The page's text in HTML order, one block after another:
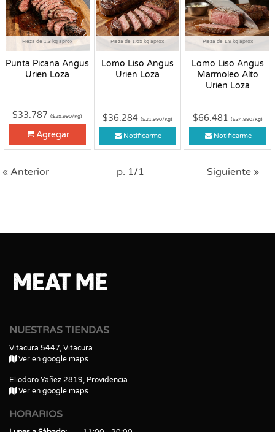
Pieza de 1.3 kg aprox
Punta Picana Angus
Urien Loza
$33.787($25.990/Kg)
Agregar
Pieza de 1.65 kg aprox
Lomo Liso Angus
Urien Loza
$36.284 ($21.990/Kg)
Notificarme
Pieza de 1.9 kg aprox
Lomo Liso Angus
Marmoleo Alto
Urien Loza
$66.481 ($34.990/Kg)
Notificarme
« Anterior p. 1/1 Siguiente »
NUESTRAS TIENDAS
Vitacura 5447, Vitacura
Ver en google maps
Eliodoro Yañez 2819, Providencia
Ver en google maps
HORARIOS